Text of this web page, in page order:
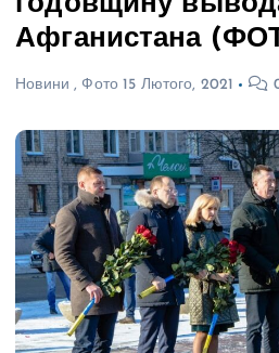
Афганистана
Новини , Фото 15 Лютого, 2021